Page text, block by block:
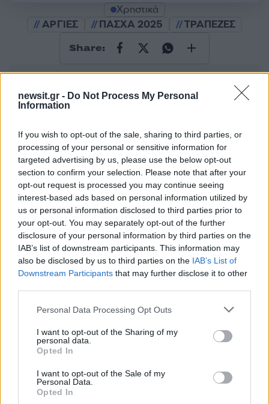
newsit.gr - Do Not Process My Personal
Information
If you wish to opt-out of the sale, sharing to third parties, or
processing of your personal or sensitive information for
targeted advertising by us, please use the below opt-out
section to confirm your selection. Please note that after your
opt-out request is processed you may continue seeing
interest-based ads based on personal information utilized by
us or personal information disclosed to third parties prior to
your opt-out. You may separately opt-out of the further
disclosure of your personal information by third parties on the
IAB’s list of downstream participants. This information may
also be disclosed by us to third parties on the IAB’s List of
Downstream Participants that may further disclose it to other
Please note that this website/app uses one or more Google
not limited to your visit or usage behaviour. You may click to
grant or deny consent to Google and its third-party tags to
use your data for below specified purposes in below Google
consent section.
Personal Data Processing Opt Outs
I want to opt-out of the Sharing of my
personal data.
Opted In
I want to opt-out of the Sale of my
Personal Data.
Opted In
Χρηστικά
ΑΡΓΙΕΣ
ΠΑΣΧΑ 2025 ΤΡΑΠΕΖΕΣ
Share:
ενημερωθείτε πρώτοι για όλη την ειδησεογραφία και τα
τελευταία νέατης ημέρας
Πιο δημοφιλή
1 Πάρος: «Αν ήταν κάποιος πάνω από την
πισίνα, δε θα είχα θρηνήσει το παιδί μου» –
Η σπαρακτική περιγραφή του πατέρα και
τα κενά στους ισχυρισμούς του ιδιοκτήτη
του beach bar
2Μπρίτνεϊ Σπίαρς: Έκανε αποτυχημένο
μπότοξ και ανέβασε στο Instagram την
Ο δημοσιογράφος Βασίλης Τσεκούρας
ανακοίνωσε ότι παντρεύεται τη σύντροφό
Γιάννης Παπαμιχαήλ: «Η απαγόρευση
αφορά στη χρήση της εικόνας και της
Ο Φειδίας Παναγιώτου πήγε με σορτσάκι
σε εκδήλωση μνήμης για τους